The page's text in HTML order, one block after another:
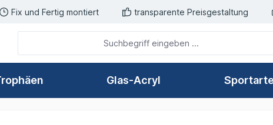
Fix und Fertig montiert transparente Preisgestaltung
Glas-Acryl